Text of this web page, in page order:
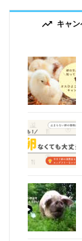
trending_up キャ